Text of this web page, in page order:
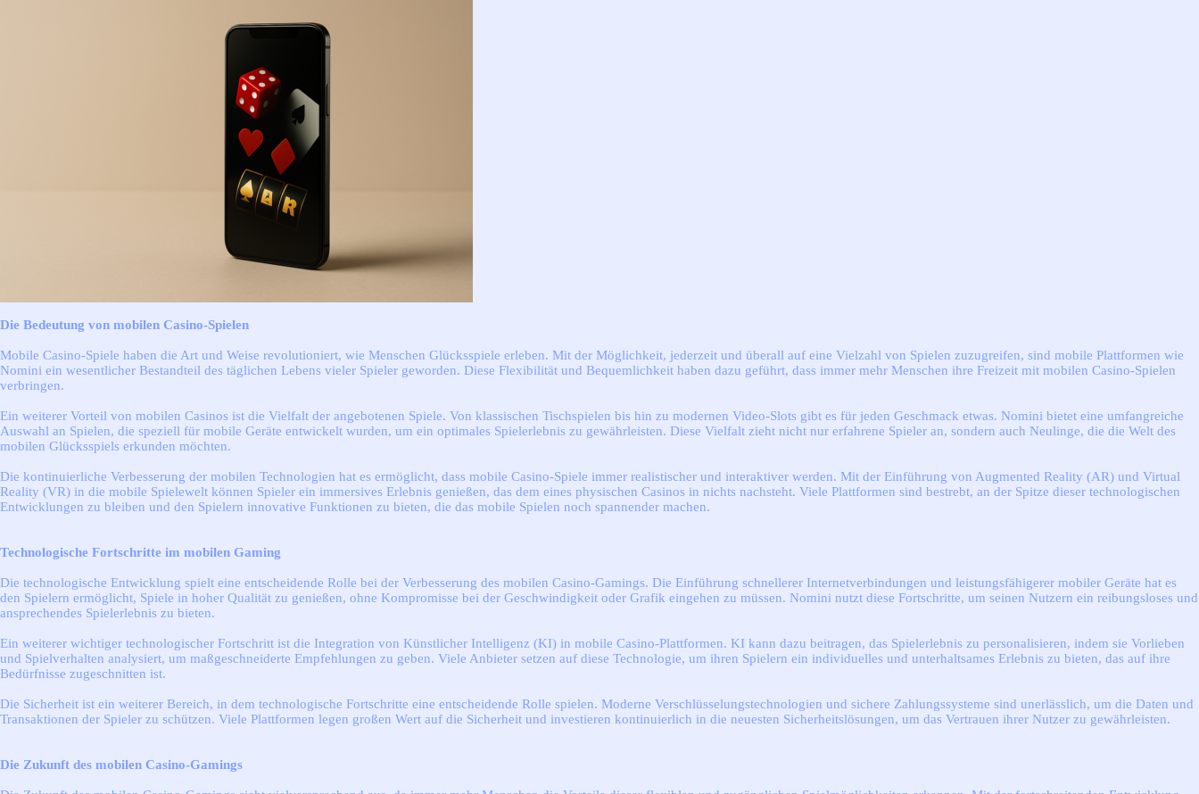
Die Bedeutung von mobilen Casino-Spielen
Mobile Casino-Spiele haben die Art und Weise revolutioniert, wie Menschen Glücksspiele erleben. Mit der Möglichkeit, jederzeit und überall auf eine Vielzahl von Spielen zuzugreifen, sind mobile Plattformen wie
Nomini ein wesentlicher Bestandteil des täglichen Lebens vieler Spieler geworden. Diese Flexibilität und Bequemlichkeit haben dazu geführt, dass immer mehr Menschen ihre Freizeit mit mobilen Casino-Spielen
verbringen.
Ein weiterer Vorteil von mobilen Casinos ist die Vielfalt der angebotenen Spiele. Von klassischen Tischspielen bis hin zu modernen Video-Slots gibt es für jeden Geschmack etwas. Nomini bietet eine umfangreiche
Auswahl an Spielen, die speziell für mobile Geräte entwickelt wurden, um ein optimales Spielerlebnis zu gewährleisten. Diese Vielfalt zieht nicht nur erfahrene Spieler an, sondern auch Neulinge, die die Welt des
mobilen Glücksspiels erkunden möchten.
Die kontinuierliche Verbesserung der mobilen Technologien hat es ermöglicht, dass mobile Casino-Spiele immer realistischer und interaktiver werden. Mit der Einführung von Augmented Reality (AR) und Virtual
Reality (VR) in die mobile Spielewelt können Spieler ein immersives Erlebnis genießen, das dem eines physischen Casinos in nichts nachsteht. Viele Plattformen sind bestrebt, an der Spitze dieser technologischen
Entwicklungen zu bleiben und den Spielern innovative Funktionen zu bieten, die das mobile Spielen noch spannender machen.
Technologische Fortschritte im mobilen Gaming
Die technologische Entwicklung spielt eine entscheidende Rolle bei der Verbesserung des mobilen Casino-Gamings. Die Einführung schnellerer Internetverbindungen und leistungsfähigerer mobiler Geräte hat es
den Spielern ermöglicht, Spiele in hoher Qualität zu genießen, ohne Kompromisse bei der Geschwindigkeit oder Grafik eingehen zu müssen. Nomini nutzt diese Fortschritte, um seinen Nutzern ein reibungsloses und
ansprechendes Spielerlebnis zu bieten.
Ein weiterer wichtiger technologischer Fortschritt ist die Integration von Künstlicher Intelligenz (KI) in mobile Casino-Plattformen. KI kann dazu beitragen, das Spielerlebnis zu personalisieren, indem sie Vorlieben
und Spielverhalten analysiert, um maßgeschneiderte Empfehlungen zu geben. Viele Anbieter setzen auf diese Technologie, um ihren Spielern ein individuelles und unterhaltsames Erlebnis zu bieten, das auf ihre
Bedürfnisse zugeschnitten ist.
Die Sicherheit ist ein weiterer Bereich, in dem technologische Fortschritte eine entscheidende Rolle spielen. Moderne Verschlüsselungstechnologien und sichere Zahlungssysteme sind unerlässlich, um die Daten und
Transaktionen der Spieler zu schützen. Viele Plattformen legen großen Wert auf die Sicherheit und investieren kontinuierlich in die neuesten Sicherheitslösungen, um das Vertrauen ihrer Nutzer zu gewährleisten.
Die Zukunft des mobilen Casino-Gamings